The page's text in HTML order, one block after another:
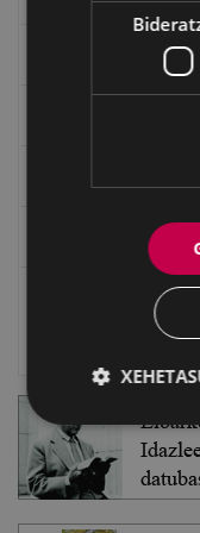
Txostenak eta
Eibarko Fonoteka
Eibarko Idazlanen